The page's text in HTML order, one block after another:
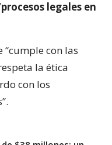
legales en
con las
la ética
con los